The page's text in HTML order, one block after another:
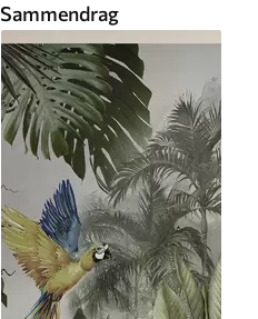
Sammendrag